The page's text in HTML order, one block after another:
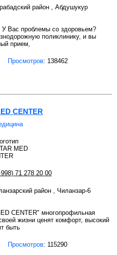
район , Абдушукур
Вас проблемы со здоровьем?
поликлинику, и вы
прием,
Просмотров: 138462
CENTER
71 278 20 00
район , Чиланзар-6
CENTER" многопрофильная
жизни ценят комфорт, высокий
быть
Просмотров: 115290